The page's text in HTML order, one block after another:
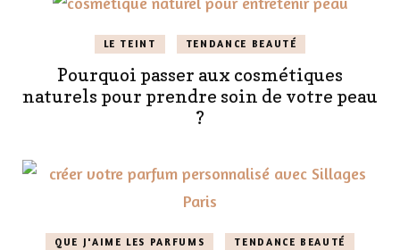
LE TEINT TENDANCE BEAUTÉ
Pourquoi passer aux cosmétiques
naturels pour prendre soin de votre peau
?
QUE J'AIME LES PARFUMS TENDANCE BEAUTÉ